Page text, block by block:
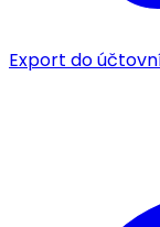
Export do